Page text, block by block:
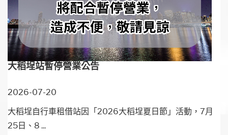
大稻埕站暫停營業公告
2026-07-20
大稻埕自行車租借站因「2026大稻埕夏日節」活動，7月
25日、8 ...